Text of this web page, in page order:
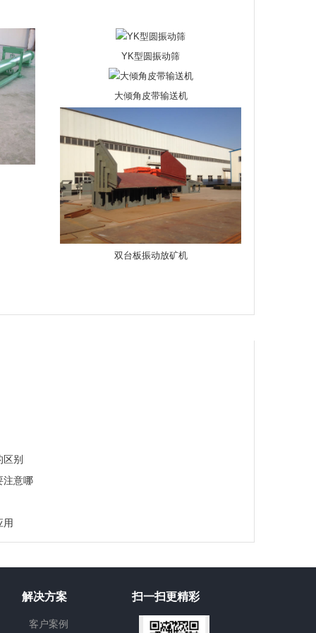
YK型圆振动筛
大倾角皮带输送机
双台板振动放矿机
别
注意哪
用
解决方案
客户案例
扫一扫更精彩